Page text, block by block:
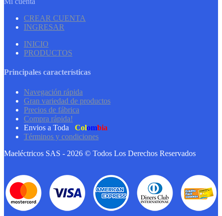
CREAR CUENTA
INGRESAR
INICIO
PRODUCTOS
Principales características
Navegación rápida
Gran variedad de productos
Precios de fábrica
Compra rápida!
Envios a Toda
Colombia
Términos y condiciones
Maeléctricos SAS - 2026 © Todos Los Derechos Reservados